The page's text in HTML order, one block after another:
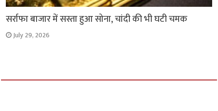
सर्राफा बाजार में सस्ता हुआ सोना, चांदी की भी घटी चमक
July 29, 2026